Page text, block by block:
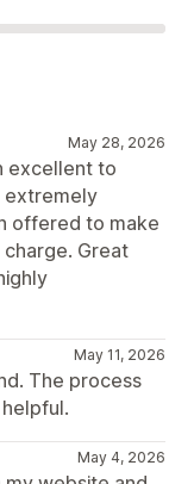
May 28, 2026
excellent to
extremely
offered to make
Great
May 11, 2026
The process
May 4, 2026